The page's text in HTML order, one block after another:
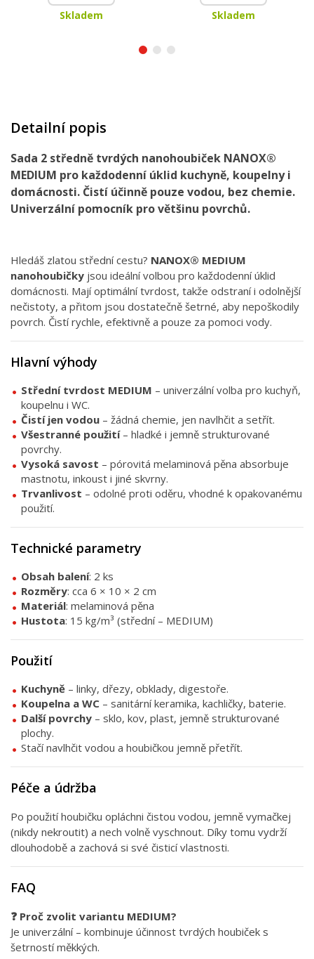
Skladem
Skladem
Detailní popis
Sada 2 středně tvrdých nanohoubiček NANOX®
MEDIUM pro každodenní úklid kuchyně, koupelny i
domácnosti. Čistí účinně pouze vodou, bez chemie.
Univerzální pomocník pro většinu povrchů.
Hledáš zlatou střední cestu? NANOX® MEDIUM
nanohoubičky jsou ideální volbou pro každodenní úklid
domácnosti. Mají optimální tvrdost, takže odstraní i odolnější
nečistoty, a přitom jsou dostatečně šetrné, aby nepoškodily
povrch. Čistí rychle, efektivně a pouze za pomoci vody.
Hlavní výhody
Střední tvrdost MEDIUM – univerzální volba pro kuchyň,
koupelnu i WC.
Čistí jen vodou – žádná chemie, jen navlhčit a setřít.
Všestranné použití– hladké i jemně strukturované
povrchy.
Vysoká savost – pórovitá melaminová pěna absorbuje
mastnotu, inkoust i jiné skvrny.
Trvanlivost – odolné proti oděru, vhodné k opakovanému
použití.
Technické parametry
Obsah balení: 2 ks
Rozměry: cca 6 × 10 × 2 cm
Materiál: melaminová pěna
Hustota: 15 kg/m³ (střední – MEDIUM)
Použití
Kuchyně – linky, dřezy, obklady, digestoře.
Koupelna a WC – sanitární keramika, kachličky, baterie.
Další povrchy – sklo, kov, plast, jemně strukturované
plochy.
Stačí navlhčit vodou a houbičkou jemně přetřít.
Péče a údržba
Po použití houbičku opláchni čistou vodou, jemně vymačkej
(nikdy nekroutit) a nech volně vyschnout. Díky tomu vydrží
dlouhodobě a zachová si své čisticí vlastnosti.
FAQ
❓ Proč zvolit variantu MEDIUM?
Je univerzální – kombinuje účinnost tvrdých houbiček s
šetrností měkkých.